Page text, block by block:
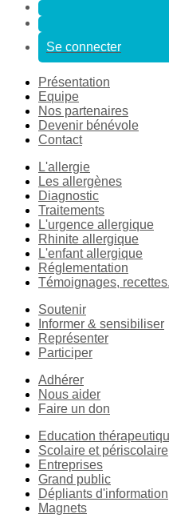
Se connecter
Présentation
Equipe
Nos partenaires
Devenir bénévole
Contact
L'allergie
Les allergènes
Diagnostic
Traitements
L'urgence allergique
Rhinite allergique
L'enfant allergique
Réglementation
Témoignages,
Soutenir
Informer & sensibiliser
Représenter
Participer
Adhérer
Nous aider
Faire un don
Education
Scolaire et périscolaire
Entreprises
Grand public
Dépliants d'information
Magnets